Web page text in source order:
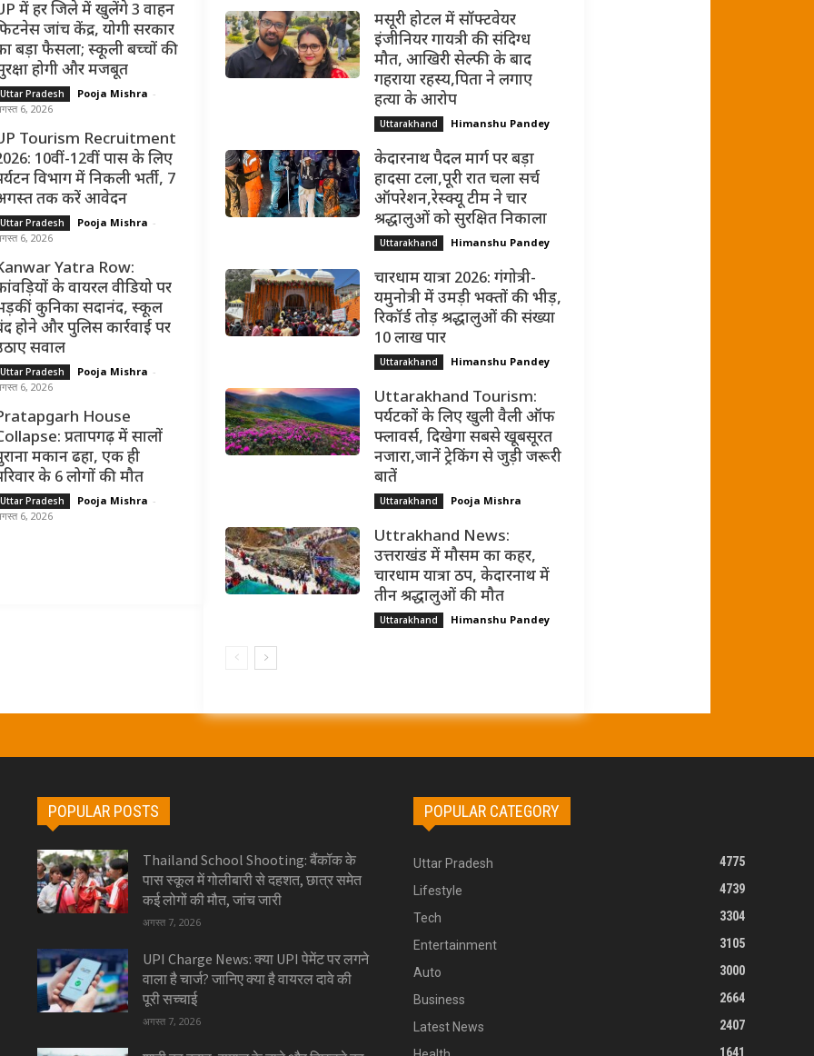
में हर जिले में खुलेंगे 3 वाहन
जांच केंद्र, योगी सरकार
बड़ा फैसला; स्कूली बच्चों की
होगी और मजबूत
Uttar Pradesh Pooja Mishra -
6, 2026
Tourism Recruitment
10वीं-12वीं पास के लिए
विभाग में निकली भर्ती, 7
तक करें आवेदन
Uttar Pradesh Pooja Mishra -
6, 2026
Yatra Row:
के वायरल वीडियो पर
कुनिका सदानंद, स्कूल
होने और पुलिस कार्रवाई पर
सवाल
Uttar Pradesh Pooja Mishra -
6, 2026
House
प्रतापगढ़ में सालों
मकान ढहा, एक ही
के 6 लोगों की मौत
Uttar Pradesh Pooja Mishra -
6, 2026
मसूरी होटल में सॉफ्टवेयर
इंजीनियर गायत्री की संदिग्ध
मौत, आखिरी सेल्फी के बाद
गहराया रहस्य,पिता ने लगाए
हत्या के आरोप
Uttarakhand Himanshu Pandey
केदारनाथ पैदल मार्ग पर बड़ा
हादसा टला,पूरी रात चला सर्च
ऑपरेशन,रेस्क्यू टीम ने चार
श्रद्धालुओं को सुरक्षित निकाला
Uttarakhand Himanshu Pandey
चारधाम यात्रा 2026: गंगोत्री-
यमुनोत्री में उमड़ी भक्तों की भीड़,
रिकॉर्ड तोड़ श्रद्धालुओं की संख्या
10 लाख पार
Uttarakhand Himanshu Pandey
Uttarakhand Tourism:
पर्यटकों के लिए खुली वैली ऑफ
फ्लावर्स, दिखेगा सबसे खूबसूरत
नजारा,जानें ट्रेकिंग से जुड़ी जरूरी
बातें
Uttarakhand Pooja Mishra
Uttrakhand News:
उत्तराखंड में मौसम का कहर,
चारधाम यात्रा ठप, केदारनाथ में
तीन श्रद्धालुओं की मौत
Uttarakhand Himanshu Pandey
POPULAR POSTS
Thailand School Shooting: बैंकॉक के
पास स्कूल में गोलीबारी से दहशत, छात्र समेत
कई लोगों की मौत, जांच जारी
अगस्त 7, 2026
UPI Charge News: क्या UPI पेमेंट पर लगने
वाला है चार्ज? जानिए क्या है वायरल दावे की
पूरी सच्चाई
अगस्त 7, 2026
POPULAR CATEGORY
Uttar Pradesh
4775
Lifestyle
4739
Tech
3304
Entertainment
3105
Auto
3000
Business
2664
Latest News
2407
1641